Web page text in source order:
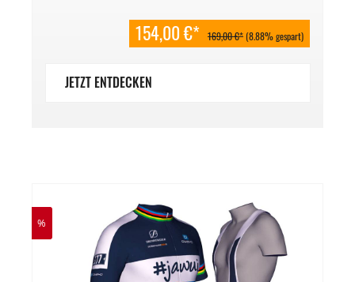
154,00 €* 169,00 €*(8.88% gespart)
JETZT ENTDECKEN
%